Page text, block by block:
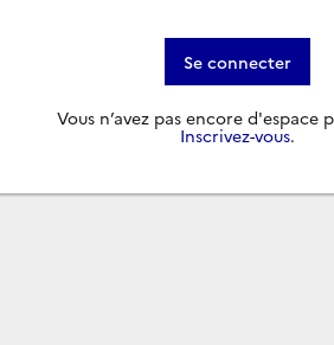
Se connecter
Vous n’avez pas encore d'espace
Inscrivez-vous.